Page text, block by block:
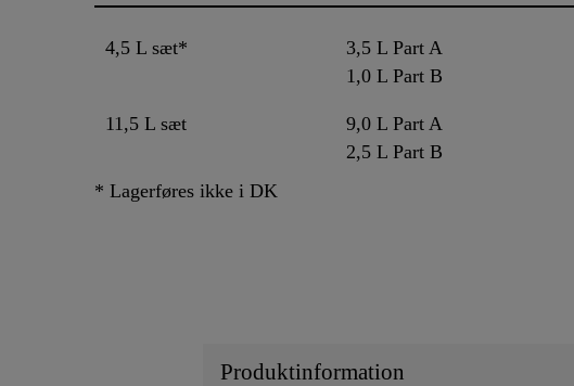
4,5 L sæt*
3,5 L Part A
1,0 L Part B
11,5 L sæt
9,0 L Part A
2,5 L Part B
* Lagerføres ikke i DK
Produktinformation